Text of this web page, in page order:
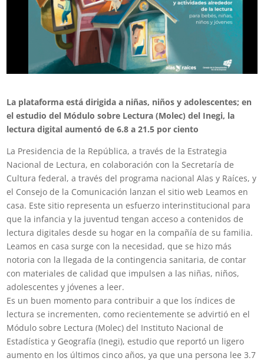
La plataforma está dirigida a niñas, niños y adolescentes; en
el estudio del Módulo sobre Lectura (Molec) del Inegi, la
lectura digital aumentó de 6.8 a 21.5 por ciento
La Presidencia de la República, a través de la Estrategia
Nacional de Lectura, en colaboración con la Secretaría de
Cultura federal, a través del programa nacional Alas y Raíces, y
el Consejo de la Comunicación lanzan el sitio web Leamos en
casa. Este sitio representa un esfuerzo interinstitucional para
que la infancia y la juventud tengan acceso a contenidos de
lectura digitales desde su hogar en la compañía de su familia.
Leamos en casa surge con la necesidad, que se hizo más
notoria con la llegada de la contingencia sanitaria, de contar
con materiales de calidad que impulsen a las niñas, niños,
adolescentes y jóvenes a leer.
Es un buen momento para contribuir a que los índices de
lectura se incrementen, como recientemente se advirtió en el
Módulo sobre Lectura (Molec) del Instituto Nacional de
Estadística y Geografía (Inegi), estudio que reportó un ligero
aumento en los últimos cinco años, ya que una persona lee 3.7